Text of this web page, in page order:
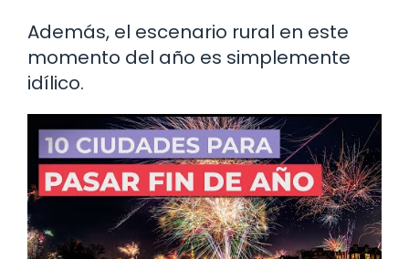
Además, el escenario rural en este
momento del año es simplemente
idílico.